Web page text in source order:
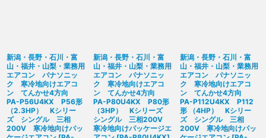
新潟・長野・石川・富
山・福井・山梨・業務用
エアコン パナソニッ
ク 寒冷地向けエアコ
ン てんかせ4方向
PA-P56U4KX P56形
（2.3HP） Kシリー
ズ シングル 三相
200V 寒冷地向けパッ
新潟・長野・石川・富
山・福井・山梨・業務用
エアコン パナソニッ
ク 寒冷地向けエアコ
ン てんかせ4方向
PA-P80U4KX P80形
（3HP） Kシリーズ
シングル 三相200V
寒冷地向けパッケージエ
新潟・長野・石川・富
山・福井・山梨・業務用
エアコン パナソニッ
ク 寒冷地向けエアコ
ン てんかせ4方向
PA-P112U4KX P112
形 （4HP） Kシリー
ズ シングル 三相
200V 寒冷地向けパッ